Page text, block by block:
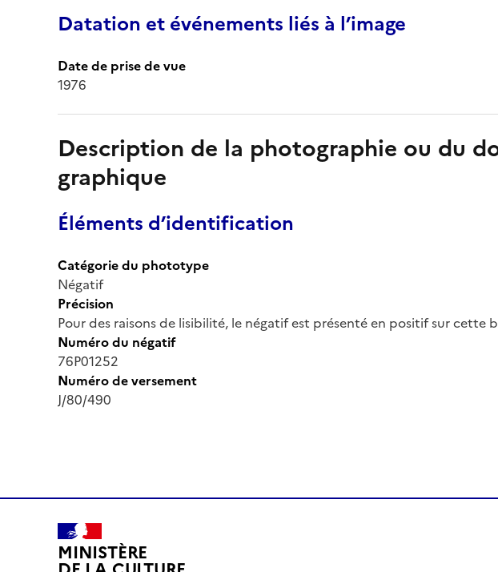
Datation et événements liés à l’image
Date de prise de vue
1976
Description de la photographie ou du
graphique
Éléments d’identification
Catégorie du phototype
Négatif
Précision
Pour des raisons de lisibilité, le négatif est présenté en positif sur cette
Numéro du négatif
76P01252
Numéro de versement
J/80/490
MINISTÈRE